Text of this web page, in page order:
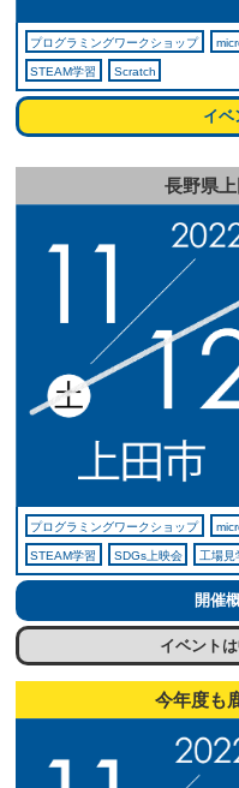
プログラミングワークショップ
STEAM学習 Scratch
イベ
長野県
プログラミングワークショップ
STEAM学習 SDGs上映会 工場見
開催
イベント
今年度も